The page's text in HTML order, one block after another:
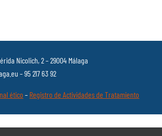
Nicolich, 2 – 29004 Málaga
– 95 217 63 92
ético – Registro de Actividades de Tratamiento